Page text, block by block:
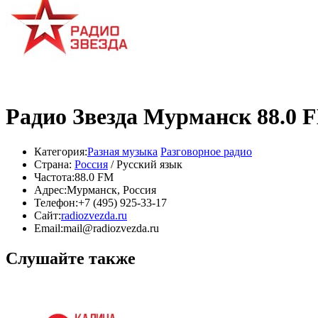
Радио Звезда Мурманск 88.0
Категория:Разная музыка Разговорное радио
Страна: Россия / Русский язык
Частота:88.0 FM
Адрес:Мурманск, Россия
Телефон:+7 (495) 925-33-17
Сайт:radiozvezda.ru
Email:mail@radiozvezda.ru
Слушайте также